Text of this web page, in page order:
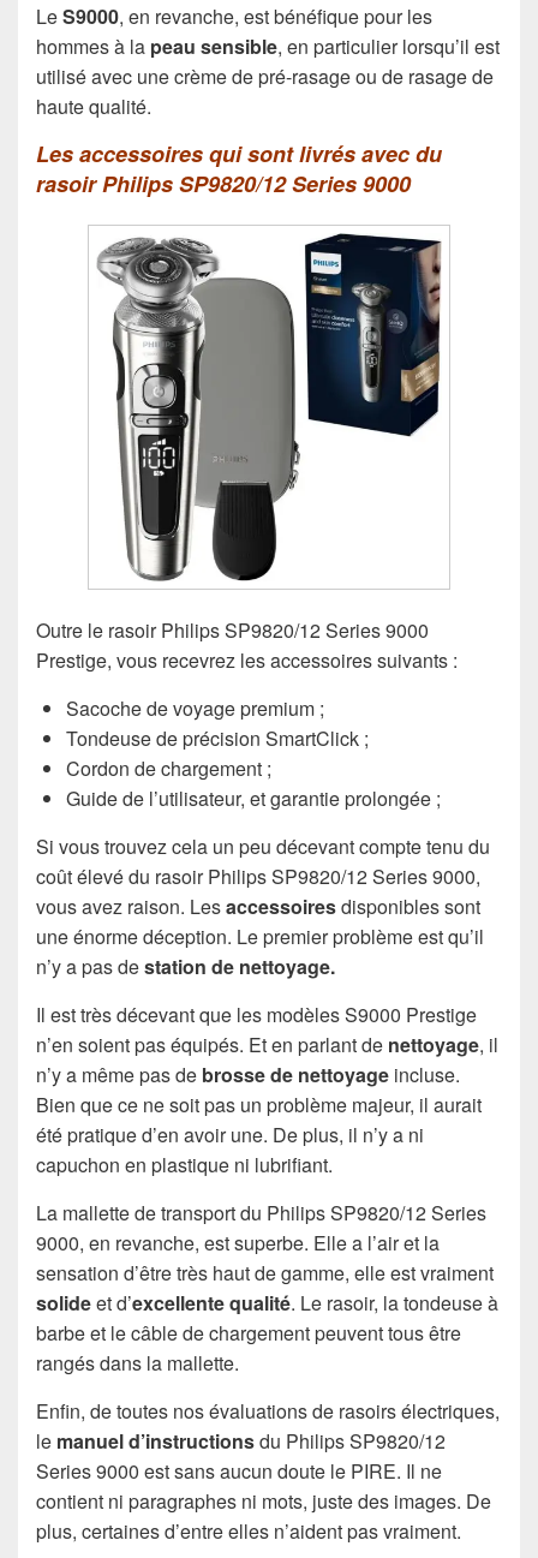
LeS9000, en revanche, est bénéfique pour les
hommes à la peau sensible, en particulier lorsqu’il est
utilisé avec une crème de pré-rasage ou de rasage de
haute qualité.
Les accessoires qui sont livrés avec du
rasoir Philips SP9820/12 Series 9000
Outre le rasoir Philips SP9820/12 Series 9000
Prestige, vous recevrez les accessoires suivants :
Sacoche de voyage premium ;
Tondeuse de précision SmartClick ;
Cordon de chargement ;
Guide de l’utilisateur, et garantie prolongée ;
Si vous trouvez cela un peu décevant compte tenu du
coût élevé du rasoir Philips SP9820/12 Series 9000,
vous avez raison. Lesaccessoiresdisponibles sont
une énorme déception. Le premier problème est qu’il
n’y a pas destation de nettoyage.
Il est très décevant que les modèles S9000 Prestige
n’en soient pas équipés. Et en parlant de nettoyage, il
n’y a même pas de brosse de nettoyage incluse.
Bien que ce ne soit pas un problème majeur, il aurait
été pratique d’en avoir une. De plus, il n’y a ni
capuchon en plastique ni lubrifiant.
La mallette de transport du Philips SP9820/12 Series
9000, en revanche, est superbe. Elle a l’air et la
sensation d’être très haut de gamme, elle est vraiment
solideet d’excellente qualité. Le rasoir, la tondeuse à
barbe et le câble de chargement peuvent tous être
rangés dans la mallette.
Enfin, de toutes nos évaluations de rasoirs électriques,
le manuel d’instructionsdu Philips SP9820/12
Series 9000 est sans aucun doute le PIRE. Il ne
contient ni paragraphes ni mots, juste des images. De
plus, certaines d’entre elles n’aident pas vraiment.